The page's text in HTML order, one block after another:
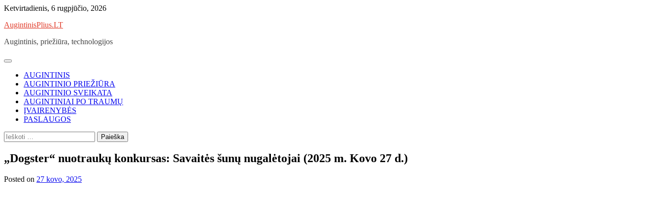
Skip
content
Ketvirtadienis, 6 rugpjūčio, 2026
AugintinisPlius.LT
Augintinis, priežiūra, technologijos
AUGINTINIS
AUGINTINIO PRIEŽIŪRA
AUGINTINIO SVEIKATA
AUGINTINIAI PO TRAUMŲ
ĮVAIRENYBĖS
PASLAUGOS
Ieškoti:
„Dogster“ nuotraukų konkursas: Savaitės šunų nugalėtojai (2025 m. Kovo 27 d.)
Posted on 27 kovo, 2025